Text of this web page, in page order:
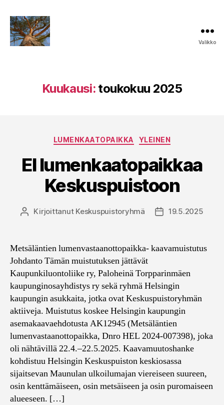
Valikko
Kuukausi: toukokuu 2025
Kategoriat
LUMENKAATOPAIKKA YLEINEN
EI lumenkaatopaikkaa
Keskuspuistoon
Kirjoittaja
Kirjoittanut Keskuspuistoryhmä 19.5.2025
Metsäläntien lumenvastaanottopaikka- kaavamuistutus
Johdanto Tämän muistutuksen jättävät
Kaupunkiluontoliike ry, Paloheinä Torpparinmäen
kaupunginosayhdistys ry sekä ryhmä Helsingin
kaupungin asukkaita, jotka ovat Keskuspuistoryhmän
aktiiveja. Muistutus koskee Helsingin kaupungin
asemakaavaehdotusta AK12945 (Metsäläntien
lumenvastaanottopaikka, Dnro HEL 2024-007398), joka
oli nähtävillä 22.4.–22.5.2025. Kaavamuutoshanke
kohdistuu Helsingin Keskuspuiston keskiosassa
sijaitsevan Maunulan ulkoilumajan viereiseen suureen,
osin kenttämäiseen, osin metsäiseen ja osin puromaiseen
alueeseen. […]